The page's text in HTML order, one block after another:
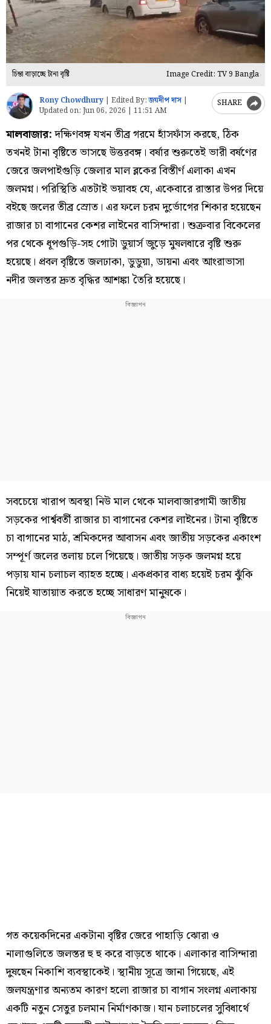
চিন্তা বাড়াচ্ছে টানা বৃষ্টি Image Credit: TV 9 Bangla
Rony Chowdhury Edited By:জয়দীপ দাস
Updated on: Jun 06, 2026 | 11:51 AM
SHARE
মালবাজার:দক্ষিণবঙ্গ যখন তীব্র গরমে হাঁসফাঁস করছে, ঠিক
তখনই টানা বৃষ্টিতে ভাসছে উত্তরবঙ্গ। বর্ষার শুরুতেই ভারী বর্ষণের
জেরে জলপাইগুড়ি জেলার মাল ব্লকের বিস্তীর্ণ এলাকা এখন
জলমগ্ন। পরিস্থিতি এতটাই ভয়াবহ যে, একেবারে রাস্তার উপর দিয়ে
বইছে জলের তীব্র স্রোত। এর ফলে চরম দুর্ভোগের শিকার হয়েছেন
রাজার চা বাগানের কেশর লাইনের বাসিন্দারা। শুক্রবার বিকেলের
পর থেকে ধূপগুড়ি-সহ গোটা ডুয়ার্স জুড়ে মুষলধারে বৃষ্টি শুরু
হয়েছে। প্রবল বৃষ্টিতে জলঢাকা, ডুডুয়া, ডায়না এবং আংরাভাসা
নদীর জলস্তর দ্রুত বৃদ্ধির আশঙ্কা তৈরি হয়েছে।
সবচেয়ে খারাপ অবস্থা নিউ মাল থেকে মালবাজারগামী জাতীয়
সড়কের পার্শ্ববর্তী রাজার চা বাগানের কেশর লাইনের। টানা বৃষ্টিতে
চা বাগানের মাঠ, শ্রমিকদের আবাসন এবং জাতীয় সড়কের একাংশ
সম্পূর্ণ জলের তলায় চলে গিয়েছে। জাতীয় সড়ক জলমগ্ন হয়ে
পড়ায় যান চলাচল ব্যাহত হচ্ছে। একপ্রকার বাধ্য হয়েই চরম ঝুঁকি
নিয়েই যাতায়াত করতে হচ্ছে সাধারণ মানুষকে।
গত কয়েকদিনের একটানা বৃষ্টির জেরে পাহাড়ি ঝোরা ও
নালাগুলিতে জলস্তর হু হু করে বাড়তে থাকে। এলাকার বাসিন্দারা
দুষছেন নিকাশি ব্যবস্থাকেই। স্থানীয় সূত্রে জানা গিয়েছে, এই
জলযন্ত্রণার অন্যতম কারণ হলো রাজার চা বাগান সংলগ্ন এলাকায়
একটি নতুন সেতুর চলমান নির্মাণকাজ। যান চলাচলের সুবিধার্থে